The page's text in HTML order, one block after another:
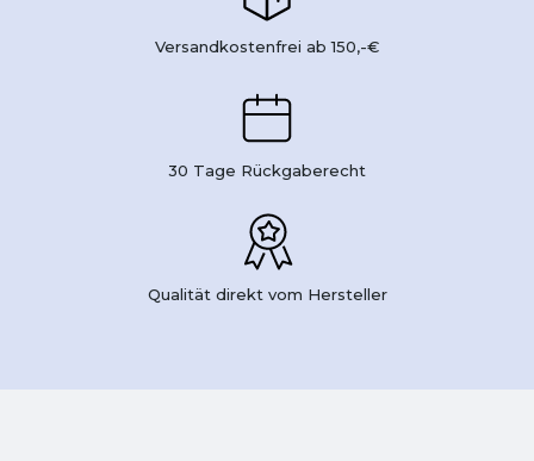
Versandkostenfrei ab 150,-€
30 Tage Rückgaberecht
Qualität direkt vom Hersteller